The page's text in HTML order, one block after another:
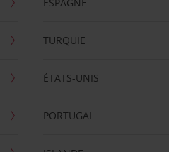
TURQUIE
ÉTATS-UNIS
PORTUGAL